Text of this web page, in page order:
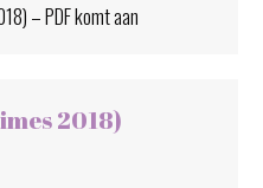
– PDF komt aan
2018)